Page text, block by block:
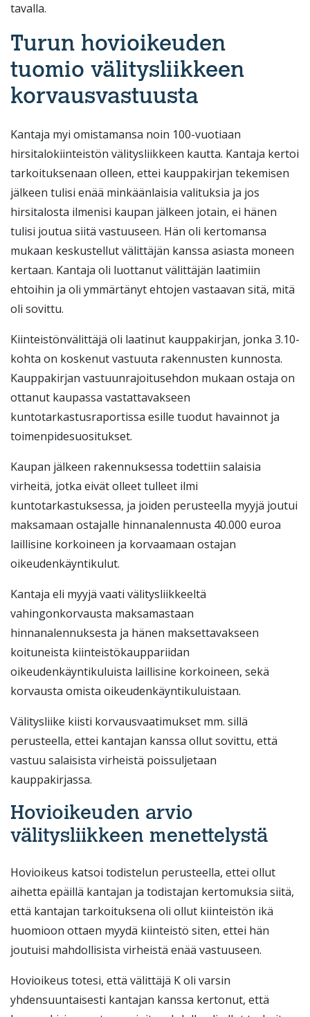
tavalla.
Turun hovioikeuden
tuomio välitysliikkeen
korvausvastuusta
Kantaja myi omistamansa noin 100-vuotiaan
hirsitalokiinteistön välitysliikkeen kautta. Kantaja kertoi
tarkoituksenaan olleen, ettei kauppakirjan tekemisen
jälkeen tulisi enää minkäänlaisia valituksia ja jos
hirsitalosta ilmenisi kaupan jälkeen jotain, ei hänen
tulisi joutua siitä vastuuseen. Hän oli kertomansa
mukaan keskustellut välittäjän kanssa asiasta moneen
kertaan. Kantaja oli luottanut välittäjän laatimiin
ehtoihin ja oli ymmärtänyt ehtojen vastaavan sitä, mitä
oli sovittu.
Kiinteistönvälittäjä oli laatinut kauppakirjan, jonka 3.10-
kohta on koskenut vastuuta rakennusten kunnosta.
Kauppakirjan vastuunrajoitusehdon mukaan ostaja on
ottanut kaupassa vastattavakseen
kuntotarkastusraportissa esille tuodut havainnot ja
toimenpidesuositukset.
Kaupan jälkeen rakennuksessa todettiin salaisia
virheitä, jotka eivät olleet tulleet ilmi
kuntotarkastuksessa, ja joiden perusteella myyjä joutui
maksamaan ostajalle hinnanalennusta 40.000 euroa
laillisine korkoineen ja korvaamaan ostajan
oikeudenkäyntikulut.
Kantaja eli myyjä vaati välitysliikkeeltä
vahingonkorvausta maksamastaan
hinnanalennuksesta ja hänen maksettavakseen
koituneista kiinteistökauppariidan
oikeudenkäyntikuluista laillisine korkoineen, sekä
korvausta omista oikeudenkäyntikuluistaan.
Välitysliike kiisti korvausvaatimukset mm. sillä
perusteella, ettei kantajan kanssa ollut sovittu, että
vastuu salaisista virheistä poissuljetaan
kauppakirjassa.
Hovioikeuden arvio
välitysliikkeen menettelystä
Hovioikeus katsoi todistelun perusteella, ettei ollut
aihetta epäillä kantajan ja todistajan kertomuksia siitä,
että kantajan tarkoituksena oli ollut kiinteistön ikä
huomioon ottaen myydä kiinteistö siten, ettei hän
joutuisi mahdollisista virheistä enää vastuuseen.
Hovioikeus totesi, että välittäjä K oli varsin
yhdensuuntaisesti kantajan kanssa kertonut, että